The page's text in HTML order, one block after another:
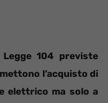
104 previste
l’acquisto di
elettrico ma solo a